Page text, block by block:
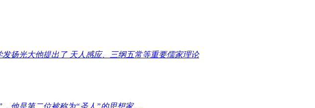
扬光大他提出了 天人感应、三纲五常等重要儒家理论
他是第二位被称为“圣人”的思想家。